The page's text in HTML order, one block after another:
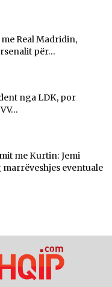
Real Madridin,
për...
nga LDK, por
me Kurtin: Jemi
marrëveshjes eventuale